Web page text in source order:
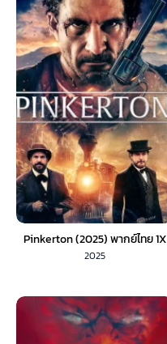
Pinkerton (2025) พากย์ไทย 1X
2025